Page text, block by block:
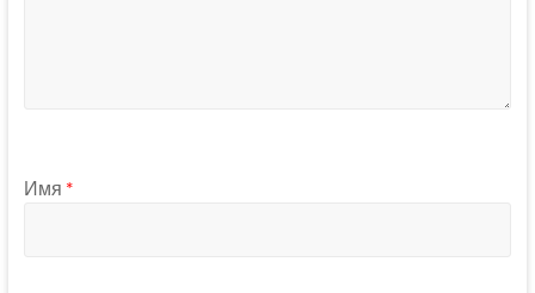
Имя *